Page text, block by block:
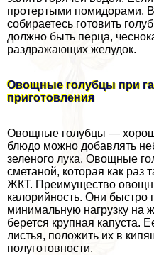
протертыми помидорами.
собираетесь готовить
должно быть перца,
раздражающих желудок.
Овощные гoлyбцы при
приготовления
Овощные гoлyбцы —
блюдо можно добавлять
зеленого лука. Овощные
сметаной, которая как раз
ЖКТ. Преимущество
калорийность. Они
минимальную нагрузку на
берется крупная капуста.
листья, положить их в
полуготовности.